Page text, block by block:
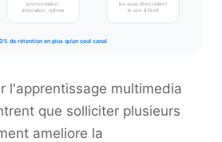
prononciation,
intonation, rythme
les sous-titres relient
le son à l'écrit
de rétention en plus qu'un seul canal
l'apprentissage multimedia
que solliciter plusieurs
ameliore la